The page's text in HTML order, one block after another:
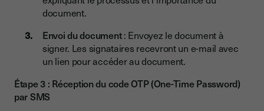
document.
Envoi du document: Envoyez le document à
signer. Les signataires recevront un e-mail avec
un lien pour accéder au document.
Étape 3 : Réception du code OTP (One-Time Password)
par SMS